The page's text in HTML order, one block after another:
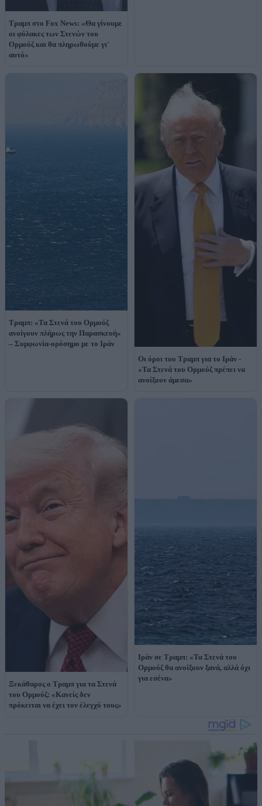
Τραμπ στο Fox News: «Θα γίνουμε
οι φύλακες των Στενών του
Ορμούζ και θα πληρωθούμε γι'
αυτό»
Τραμπ: «Τα Στενά του Ορμούζ
ανοίγουν πλήρως την Παρασκευή»
– Συμφωνία-ορόσημο με το Ιράν
Οι όροι του Τραμπ για το Ιράν -
«Τα Στενά του Ορμούζ πρέπει να
ανοίξουν άμεσα»
Ξεκάθαρος ο Τραμπ για τα Στενά
του Ορμούζ: «Κανείς δεν
πρόκειται να έχει τον έλεγχό τους»
Ιράν σε Τραμπ: «Τα Στενά του
Ορμούζ θα ανοίξουν ξανά, αλλά όχι
για εσένα»